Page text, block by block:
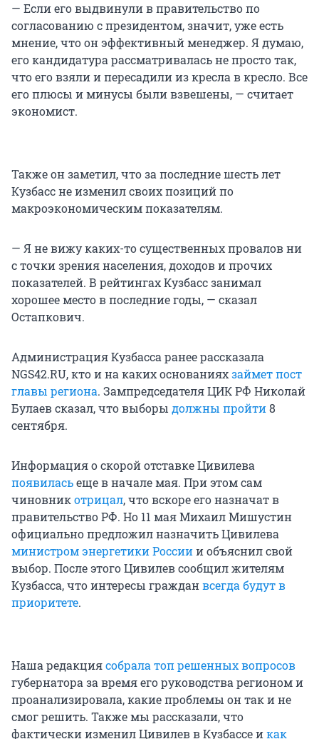
— Если его выдвинули в правительство по
согласованию с президентом, значит, уже есть
мнение, что он эффективный менеджер. Я думаю,
его кандидатура рассматривалась не просто так,
что его взяли и пересадили из кресла в кресло. Все
его плюсы и минусы были взвешены, — считает
экономист.
Также он заметил, что за последние шесть лет
Кузбасс не изменил своих позиций по
макроэкономическим показателям.
— Я не вижу каких-то существенных провалов ни
с точки зрения населения, доходов и прочих
показателей. В рейтингах Кузбасс занимал
хорошее место в последние годы, — сказал
Остапкович.
Администрация Кузбасса ранее рассказала
NGS42.RU, кто и на каких основанияхзаймет пост
главы региона. Зампредседателя ЦИК РФ Николай
Булаев сказал, что выборы должны пройти8
сентября.
Информация о скорой отставке Цивилева
появиласьеще в начале мая. При этом сам
чиновникотрицал, что вскоре его назначат в
правительство РФ. Но 11 мая Михаил Мишустин
официально предложил назначить Цивилева
министром энергетики Россиии объяснил свой
выбор. После этого Цивилев сообщил жителям
Кузбасса, что интересы гражданвсегда будут в
приоритете.
Наша редакциясобрала топ решенных вопросов
губернатора за время его руководства регионом и
проанализировала, какие проблемы он так и не
смог решить. Также мы рассказали, что
фактически изменил Цивилев в Кузбассе икак